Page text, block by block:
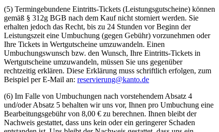
(5) Termingebundene Eintritts-Tickets (Leistungsgutscheine) können
gemäß § 312g BGB nach dem Kauf nicht storniert werden. Sie
erhalten jedoch das Recht, bis zu 24 Stunden vor Beginn der
Leistungszeit eine Umbuchung (gegen Gebühr) vorzunehmen oder
Ihre Tickets in Wertgutscheine umzuwandeln. Einen
Umbuchungswunsch bzw. den Wunsch, Ihre Eintritts-Tickets in
Wertgutscheine umzuwandeln, müssen Sie uns gegenüber
rechtzeitig erklären. Diese Erklärung muss schriftlich erfolgen, zum
Beispiel per E-Mail an: reservierung@kanto.de
(6) Im Falle von Umbuchungen nach vorstehendem Absatz 4
und/oder Absatz 5 behalten wir uns vor, Ihnen pro Umbuchung eine
Bearbeitungsgebühr von 8,00 € zu berechnen. Ihnen bleibt der
Nachweis gestattet, dass uns kein oder ein geringerer Schaden